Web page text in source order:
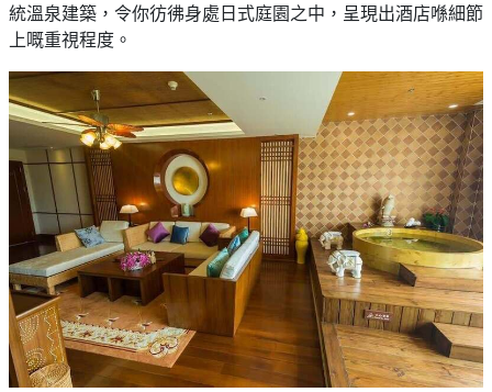
統溫泉建築，令你彷彿身處日式庭園之中，呈現出酒店喺細節
上嘅重視程度。